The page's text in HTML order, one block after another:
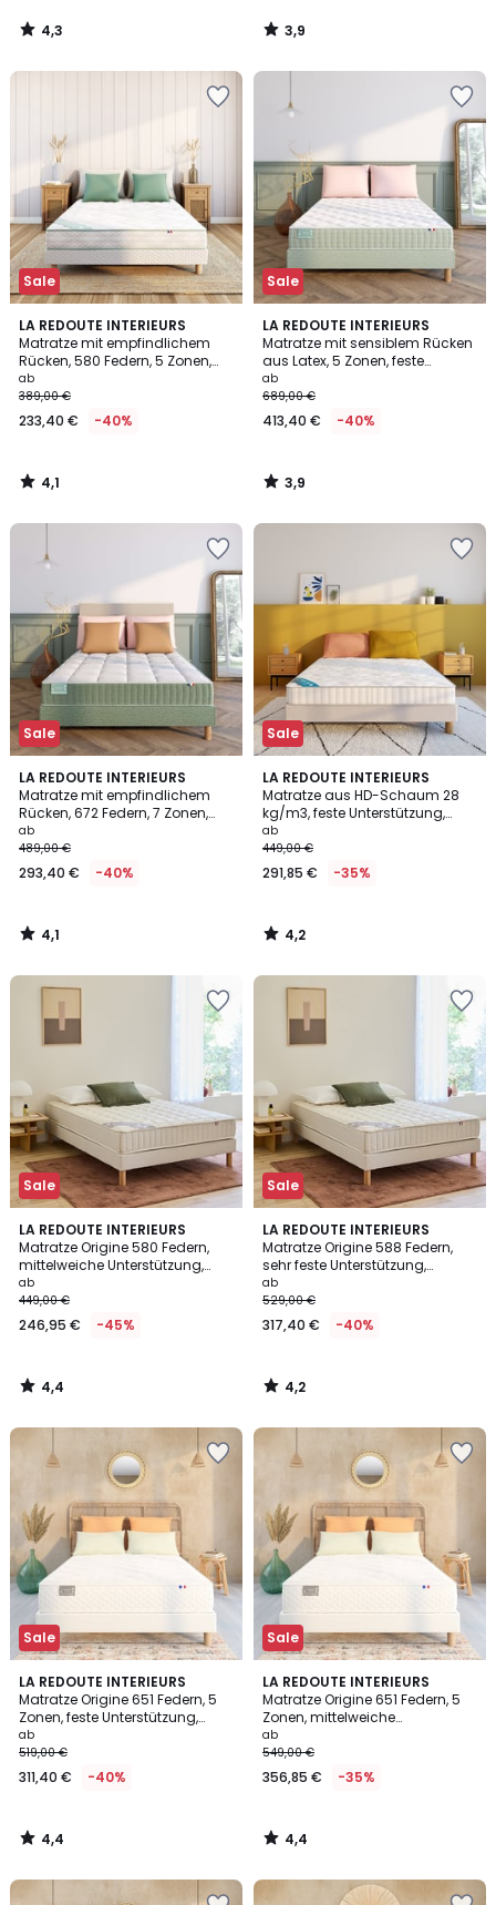
4,3
/
3,9
/
Sale
LA REDOUTE INTERIEURS
Matratze mit empfindlichem
Rücken, 580 Federn, 5 Zonen,
feste Unterstützung, weicher
Liegekomfort
ab
389,00 €
233,40 € -40%
4,1
/ 5
4,1
/
Sale
LA REDOUTE INTERIEURS
Matratze mit sensiblem Rücken
aus Latex, 5 Zonen, feste
Unterstützung, belebender
Liegekomfort
ab
689,00 €
413,40 € -40%
3,9
/ 5
3,9
/
Sale
LA REDOUTE INTERIEURS
Matratze mit empfindlichem
Rücken, 672 Federn, 7 Zonen,
feste Unterstützung, weicher
Liegekomfort
ab
489,00 €
293,40 € -40%
4,1
/ 5
4,1
/
Sale
LA REDOUTE INTERIEURS
Matratze aus HD-Schaum 28
kg/m3, feste Unterstützung,
Liegekomfort Formgedächtnis
ab
449,00 €
291,85 € -35%
4,2
/ 5
4,2
/
Sale
LA REDOUTE INTERIEURS
Matratze Origine 580 Federn,
mittelweiche Unterstützung,
weicher Liegekomfort
ab
449,00 €
246,95 € -45%
4,4
/ 5
4,4
/
Sale
LA REDOUTE INTERIEURS
Matratze Origine 588 Federn,
sehr feste Unterstützung,
weicher Liegekomfort
ab
529,00 €
317,40 € -40%
4,2
/ 5
4,2
/
Sale
LA REDOUTE INTERIEURS
Matratze Origine 651 Federn, 5
Zonen, feste Unterstützung,
weicher Liegekomfort
ab
519,00 €
311,40 € -40%
4,4
/ 5
4,4
/
Sale
LA REDOUTE INTERIEURS
Matratze Origine 651 Federn, 5
Zonen, mittelweiche
Unterstützung, weicher
Liegekomfort
ab
549,00 €
356,85 € -35%
4,4
/ 5
4,4
/